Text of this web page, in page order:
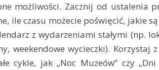
możliwości. Zacznij od ustalenia
ile czasu możecie poświęcić, jakie
z wydarzeniami stałymi (np.
weekendowe wycieczki).
cykle, jak „Noc Muzeów” czy